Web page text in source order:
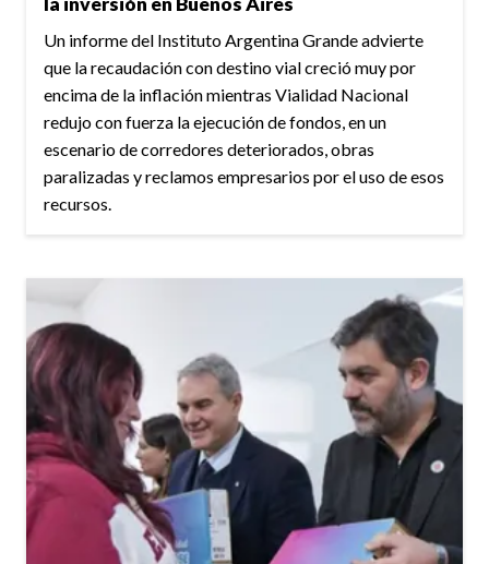
Un informe del Instituto Argentina Grande advierte
que la recaudación con destino vial creció muy por
encima de la inflación mientras Vialidad Nacional
redujo con fuerza la ejecución de fondos, en un
escenario de corredores deteriorados, obras
paralizadas y reclamos empresarios por el uso de esos
recursos.